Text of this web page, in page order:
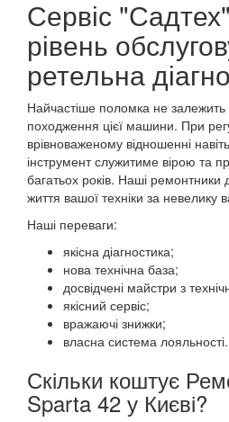
Сервіс
рівень
ретельна
Найчастіше поломка не залежить
походження цієї машини. При
врівноваженому відношенні
інструмент служитиме вірою та
багатьох років. Наші
життя вашої техніки за невелику
Наші переваги:
якісна діагностика;
нова технічна база;
досвідчені майстри з
якісний сервіс;
вражаючі знижки;
власна система лояльності.
Скільки коштує
Sparta 42 у Києві?